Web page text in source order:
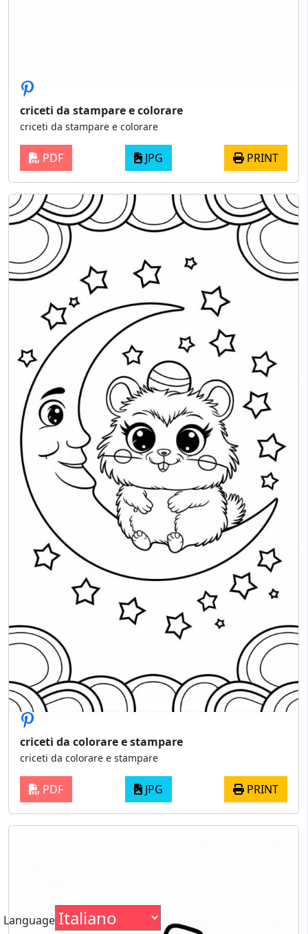
criceti da stampare e colorare
criceti da stampare e colorare
PDF JPG PRINT
criceti da colorare e stampare
criceti da colorare e stampare
PDF JPG PRINT
Language